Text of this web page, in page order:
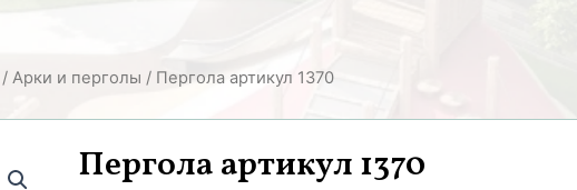
/Арки и перголы / Пергола артикул 1370
Пергола артикул 1370